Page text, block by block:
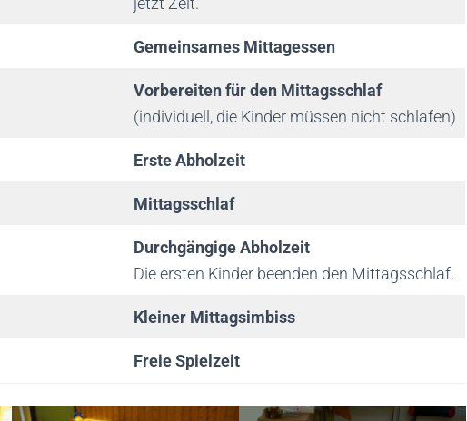
Gemeinsames Mittagessen
Vorbereiten für den Mittagsschlaf
(individuell, die Kinder müssen nicht schlafen)
Erste Abholzeit
Mittagsschlaf
Durchgängige Abholzeit
Die ersten Kinder beenden den Mittagsschlaf.
Kleiner Mittagsimbiss
Freie Spielzeit